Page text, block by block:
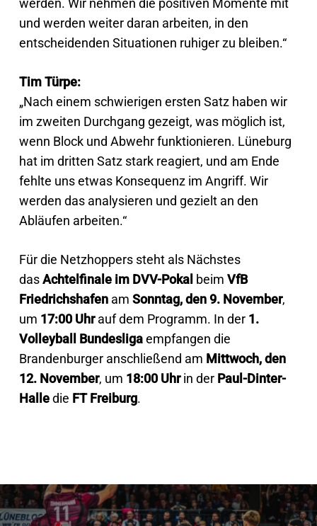
werden. Wir nehmen die positiven Momente mit
und werden weiter daran arbeiten, in den
entscheidenden Situationen ruhiger zu bleiben.“
Tim Türpe:
„Nach einem schwierigen ersten Satz haben wir
im zweiten Durchgang gezeigt, was möglich ist,
wenn Block und Abwehr funktionieren. Lüneburg
hat im dritten Satz stark reagiert, und am Ende
fehlte uns etwas Konsequenz im Angriff. Wir
werden das analysieren und gezielt an den
Abläufen arbeiten.“
Für die Netzhoppers steht als Nächstes
dasAchtelfinale im DVV-Pokal beim VfB
Friedrichshafenam Sonntag, den 9. November,
um 17:00 Uhrauf dem Programm. In der 1.
Volleyball Bundesligaempfangen die
Brandenburger anschließend am Mittwoch, den
12. November, um 18:00 Uhrin der Paul-Dinter-
Halledie FT Freiburg.